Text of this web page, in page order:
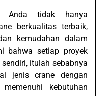
Anda tidak hanya
berkualitas terbaik,
kemudahan dalam
bahwa setiap proyek
itulah sebabnya
jenis crane dengan
kebutuhan